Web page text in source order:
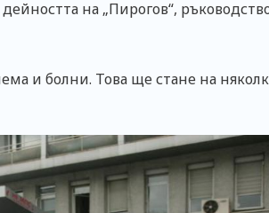
на „Пирогов“,
и болни. Това ще стане на